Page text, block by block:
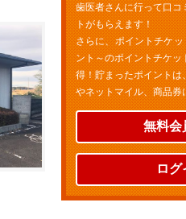
歯医者さんに行って口
トがもらえます！
さらに、ポイントチケ
ント～のポイントチケ
得！貯まったポイント
やネットマイル、商品券
無料会
ログ